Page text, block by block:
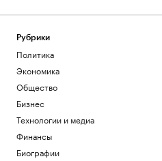
Рубрики
Политика
Экономика
Общество
Бизнес
Технологии и медиа
Финансы
Биографии